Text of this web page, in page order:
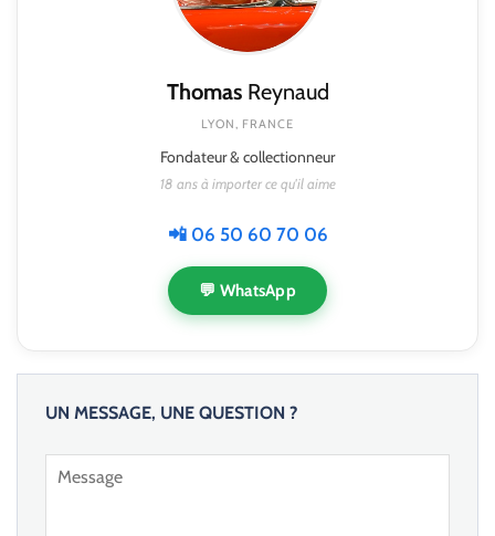
ThomasReynaud
LYON, FRANCE
Fondateur & collectionneur
18 ans à importer ce qu'il aime
📲 06 50 60 70 06
💬 WhatsApp
UN MESSAGE, UNE QUESTION ?